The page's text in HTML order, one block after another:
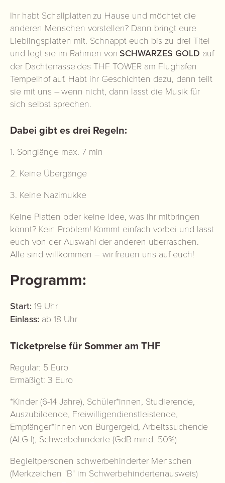
Ihr habt Schallplatten zu Hause und möchtet die
anderen Menschen vorstellen? Dann bringt eure
Lieblingsplatten mit. Schnappt euch bis zu drei Titel
und legt sie im Rahmen von SCHWARZES GOLD auf
der Dachterrasse des THF TOWER am Flughafen
Tempelhof auf. Habt ihr Geschichten dazu, dann teilt
sie mit uns – wenn nicht, dann lasst die Musik für
sich selbst sprechen.
Dabei gibt es drei Regeln:
1. Songlänge max. 7 min
2. Keine Übergänge
3. Keine Nazimukke
Keine Platten oder keine Idee, was ihr mitbringen
könnt? Kein Problem! Kommt einfach vorbei und lasst
euch von der Auswahl der anderen überraschen.
Alle sind willkommen – wir freuen uns auf euch!
Programm:
Start: 19 Uhr
Einlass: ab 18 Uhr
Ticketpreise für Sommer am THF
Regulär: 5 Euro
Ermäßigt: 3 Euro
*Kinder (6-14 Jahre), Schüler*innen, Studierende,
Auszubildende, Freiwilligendienstleistende,
Empfänger*innen von Bürgergeld, Arbeitssuchende
(ALG-I), Schwerbehinderte (GdB mind. 50%)
Begleitpersonen schwerbehinderter Menschen
(Merkzeichen "B" im Schwerbehindertenausweis)